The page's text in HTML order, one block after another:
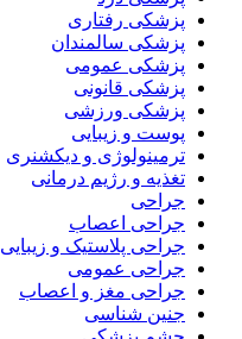
پزشکی رفتاری
پزشکی سالمندان
پزشکی عمومی
پزشکی قانونی
پزشکی ورزشی
پوست و زیبایی
ترمینولوژی و دیکشنری
تغذیه و رژیم درمانی
جراحی
جراحی اعصاب
جراحی پلاستیک و زیبایی
جراحی عمومی
جراحی مغز و اعصاب
جنین شناسی